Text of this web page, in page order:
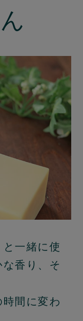
と一緒に使
香り、そ
間に変わ